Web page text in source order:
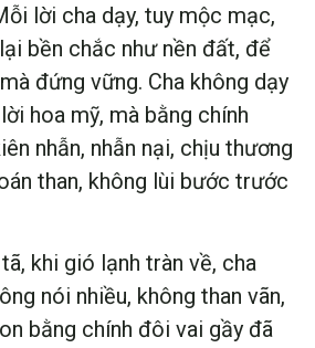
lời cha dạy, tuy mộc mạc,
bền chắc như nền đất, để
đứng vững. Cha không dạy
hoa mỹ, mà bằng chính
nhẫn, nhẫn nại, chịu thương
than, không lùi bước trước
khi gió lạnh tràn về, cha
nói nhiều, không than vãn,
bằng chính đôi vai gầy đã